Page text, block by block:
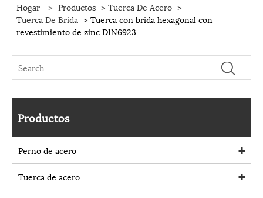
Hogar > Productos >Tuerca De Acero >
Tuerca De Brida > Tuerca con brida hexagonal con
revestimiento de zinc DIN6923
Productos
Perno de acero
Tuerca de acero